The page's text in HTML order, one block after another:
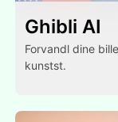
Ghibli AI
Forvandl dine
kunstst.